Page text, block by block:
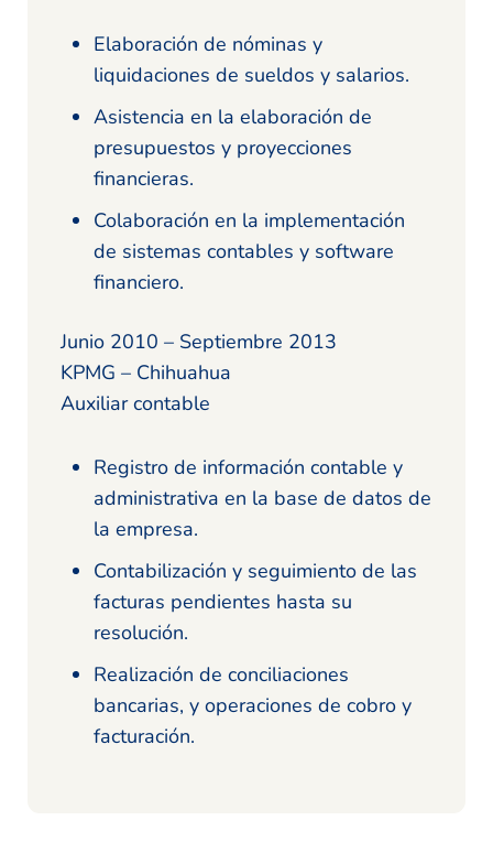
Elaboración de nóminas y
liquidaciones de sueldos y salarios.
Asistencia en la elaboración de
presupuestos y proyecciones
financieras.
Colaboración en la implementación
de sistemas contables y software
financiero.
Junio 2010 – Septiembre 2013
KPMG – Chihuahua
Auxiliar contable
Registro de información contable y
administrativa en la base de datos de
la empresa.
Contabilización y seguimiento de las
facturas pendientes hasta su
resolución.
Realización de conciliaciones
bancarias, y operaciones de cobro y
facturación.